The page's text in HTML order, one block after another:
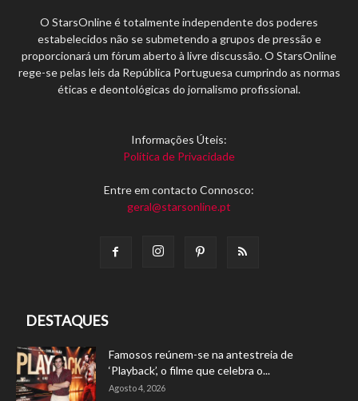
O StarsOnline é totalmente independente dos poderes
estabelecidos não se submetendo a grupos de pressão e
proporcionará um fórum aberto à livre discussão. O StarsOnline
rege-se pelas leis da República Portuguesa cumprindo as normas
éticas e deontológicas do jornalismo profissional.
Informações Úteis:
Política de Privacidade
Entre em contacto Connosco:
geral@starsonline.pt
DESTAQUES
Famosos reúnem-se na antestreia de
‘Playback’, o filme que celebra o...
Agosto 4, 2026